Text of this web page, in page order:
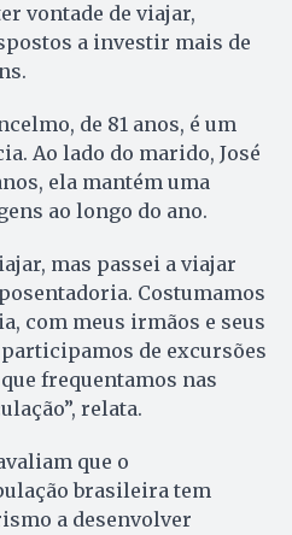
vontade de viajar,
a investir mais de
de 81 anos, é um
Ao lado do marido, José
ela mantém uma
ao longo do ano.
mas passei a viajar
Costumamos
com meus irmãos e seus
de excursões
frequentamos nas
relata.
que o
brasileira tem
a desenvolver